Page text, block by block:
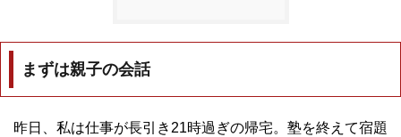
まずは親子の会話
昨日、私は仕事が長引き21時過ぎの帰宅。塾を終えて宿題